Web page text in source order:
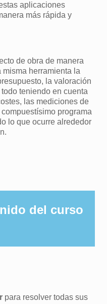
aplicaciones
más rápida y
de obra de manera
herramienta la
la valoración
teniendo en cuenta
las mediciones de
programa
lo que ocurre alrededor
del curso
para resolver todas sus